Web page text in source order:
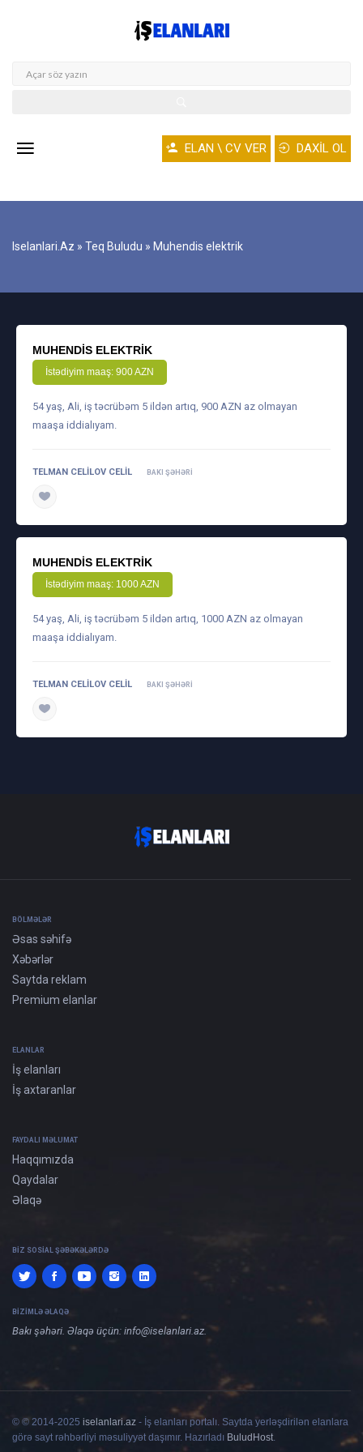
ELAN \ CV VER DAXİL OL
Iselanlari.az » Teq Buludu » Muhendis elektrik
MUHENDIS ELEKTRIK
İstədiyim maaş: 900 AZN
54 yaş, Ali, iş təcrübəm 5 ildən artıq, 900 AZN az olmayan
maaşa iddialıyam.
TELMAN CELILOV CELIL BAKI ŞƏHƏRI
MUHENDIS ELEKTRIK
İstədiyim maaş: 1000 AZN
54 yaş, Ali, iş təcrübəm 5 ildən artıq, 1000 AZN az olmayan
maaşa iddialıyam.
TELMAN CELILOV CELIL BAKI ŞƏHƏRI
BÖLMƏLƏR
Əsas səhifə
Xəbərlər
Saytda reklam
Premium elanlar
ELANLAR
İş elanları
İş axtaranlar
FAYDALI MƏLUMAT
Haqqımızda
Qaydalar
Əlaqə
BIZ SOSIAL ŞƏBƏKƏLƏRDƏ
BIZIMLƏ ƏLAQƏ
Bakı şəhəri. Əlaqə üçün: info@iselanlari.az.
© © 2014-2025 iselanlari.az - İş elanları portalı. Saytda yerləşdirilən elanlara
görə sayt rəhbərliyi məsuliyyət daşımır. Hazırladı BuludHost.